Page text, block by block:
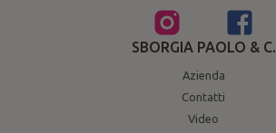
SBORGIA PAOLO & C.
Azienda
Contatti
Video